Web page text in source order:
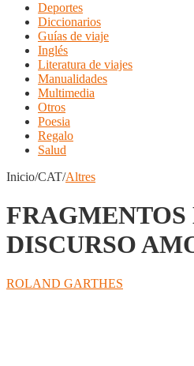
Deportes
Diccionarios
Guías de viaje
Inglés
Literatura de viajes
Manualidades
Multimedia
Otros
Poesia
Regalo
Salud
Inicio/CAT/Altres
FRAGMENTOS
DISCURSO
ROLAND GARTHES